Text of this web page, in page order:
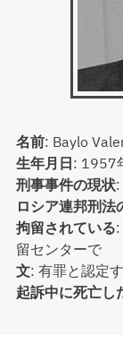
名前: Baylo
生年月日: 1957
刑事事件の現状:
ロシア連邦刑法
拘留されている:
留センターで
文: 有罪と認定
起訴中に死亡し